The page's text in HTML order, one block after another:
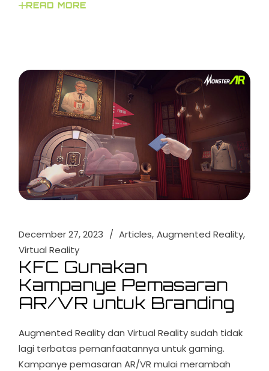
READ MORE
December 27, 2023 Articles Augmented Reality
Virtual Reality
KFC Gunakan
Kampanye Pemasaran
AR/VR untuk Branding
Augmented Reality dan Virtual Reality sudah tidak
lagi terbatas pemanfaatannya untuk gaming.
Kampanye pemasaran AR/VR mulai merambah